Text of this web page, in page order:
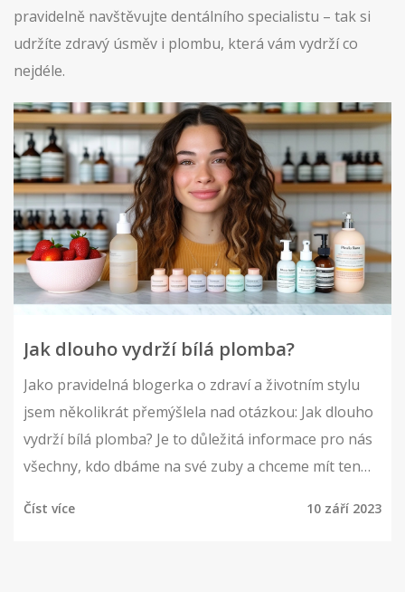
pravidelně navštěvujte dentálního specialistu – tak si
udržíte zdravý úsměv i plombu, která vám vydrží co
nejdéle.
Jak dlouho vydrží bílá plomba?
Jako pravidelná blogerka o zdraví a životním stylu
jsem několikrát přemýšlela nad otázkou: Jak dlouho
vydrží bílá plomba? Je to důležitá informace pro nás
všechny, kdo dbáme na své zuby a chceme mít ten
Číst více 10 září 2023